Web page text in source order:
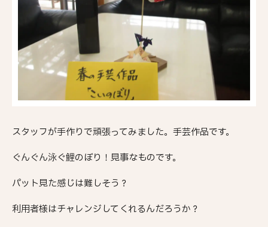
スタッフが手作りで頑張ってみました。手芸作品です。
ぐんぐん泳ぐ鯉のぼり！見事なものです。
パット見た感じは難しそう？
利用者様はチャレンジしてくれるんだろうか？